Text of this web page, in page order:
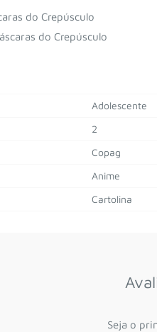
na
Seu e-mail
do Crepúsculo
do Crepúsculo
Adolescente
2
Copag
Anime
Cartolina
Seja o